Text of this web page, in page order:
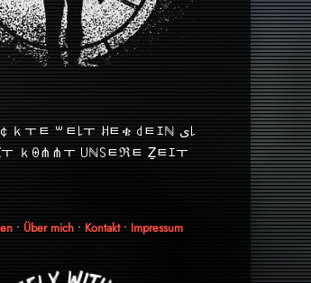
ｋꑙ⋔⋔ￓ ꒤ℕ꒚ﾼℜﾼ Ẕﾼｴￓ
• Über mich• Kontakt• Impressum